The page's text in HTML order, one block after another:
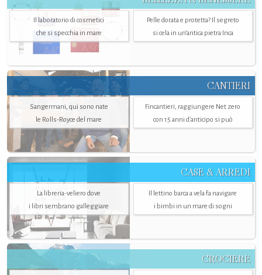
Il laboratorio di cosmetici
che si specchia in mare
Pelle dorata e protetta? Il segreto
si cela in un’antica pietra Inca
CANTIERI
Sangermani, qui sono nate
le Rolls-Royce del mare
Fincantieri, raggiungere Net zero
con 15 anni d'anticipo si può
CASE & ARREDI
La libreria-veliero dove
i libri sembrano galleggiare
Il lettino barca a vela fa navigare
i bimbi in un mare di sogni
CROCIERE